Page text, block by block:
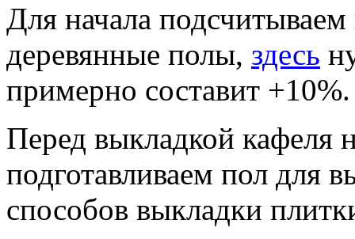
Для начала
деревянные полы, здесь
примерно составит +10%.
Перед выкладкой кафеля
подготавливаем пол для
способов выкладки